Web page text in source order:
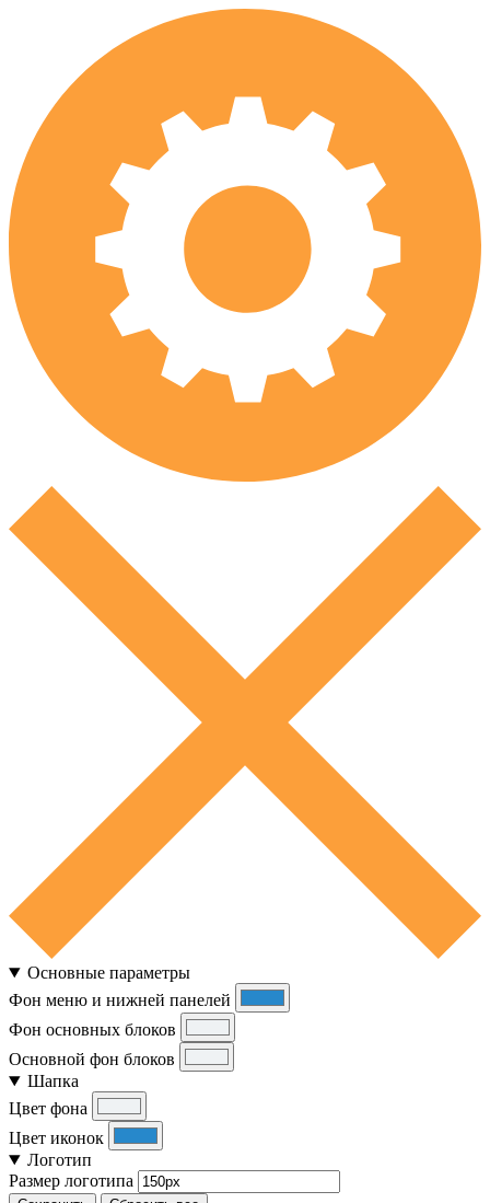
Основные параметры
Фон меню и нижней панелей
Фон основных блоков
Основной фон блоков
Шапка
Цвет фона
Цвет иконок
Логотип
Размер логотипа